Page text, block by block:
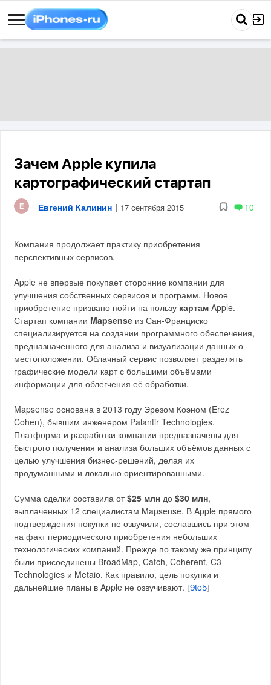
Зачем Apple купила
картографический стартап
Евгений Калинин | 17 сентября 2015 10
Компания продолжает практику приобретения
перспективных сервисов.
Apple не впервые покупает сторонние компании для
улучшения собственных сервисов и программ. Новое
приобретение призвано пойти на пользу картам Apple.
Стартап компании Mapsense из Сан-Франциско
специализируется на создании программного обеспечения,
предназначенного для анализа и визуализации данных о
местоположении. Облачный сервис позволяет разделять
графические модели карт с большими объёмами
информации для облегчения её обработки.
Mapsense основана в 2013 году Эрезом Коэном (Erez
Cohen), бывшим инженером Palantir Technologies.
Платформа и разработки компании предназначены для
быстрого получения и анализа больших объёмов данных с
целью улучшения бизнес-решений, делая их
продуманными и локально ориентированными.
Сумма сделки составила от$25 млн до$30 млн,
выплаченных 12 специалистам Mapsense. В Apple прямого
подтверждения покупки не озвучили, сославшись при этом
на факт периодического приобретения небольших
технологических компаний. Прежде по такому же принципу
были присоединены BroadMap, Catch, Coherent, C3
Technologies и Metaio. Как правило, цель покупки и
дальнейшие планы в Apple не озвучивают.
[9to5